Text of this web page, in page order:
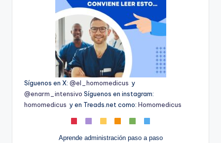
Síguenos en X: @el_homomedicus y
@enarm_intensivo Síguenos en instagram:
homomedicus y en Treads.net como: Homomedicus
Aprende administración paso a paso